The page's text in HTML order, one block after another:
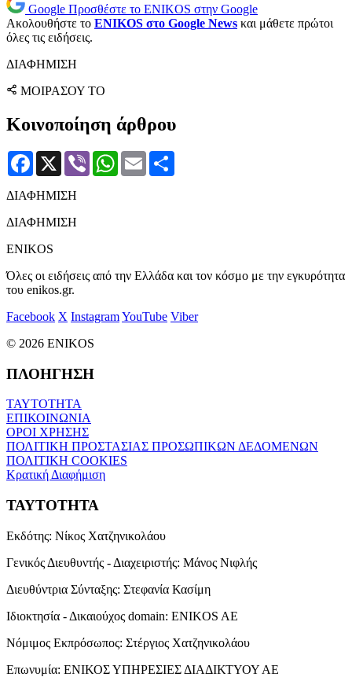
Google Προσθέστε το ENIKOS στην Google
Ακολουθήστε το ENIKOS στο Google News και μάθετε πρώτοι
όλες τις ειδήσεις.
ΔΙΑΦΗΜΙΣΗ
ΜΟΙΡΑΣΟΥ ΤΟ
Κοινοποίηση άρθρου
Facebook
X Viber WhatsApp
Email
ΔΙΑΦΗΜΙΣΗ
ΔΙΑΦΗΜΙΣΗ
ENIKOS
Όλες οι ειδήσεις από την Ελλάδα και τον κόσμο με την εγκυρότητα
του enikos.gr.
Facebook X InstagramYouTube Viber
© 2026 ENIKOS
ΠΛΟΗΓΗΣΗ
ΤΑΥΤΟΤΗΤΑ
ΕΠΙΚΟΙΝΩΝΙΑ
ΟΡΟΙ ΧΡΗΣΗΣ
ΠΟΛΙΤΙΚΗ ΠΡΟΣΤΑΣΙΑΣ ΠΡΟΣΩΠΙΚΩΝ ΔΕΔΟΜΕΝΩΝ
ΠΟΛΙΤΙΚΗ COOKIES
Κρατική Διαφήμιση
ΤΑΥΤΟΤΗΤΑ
Εκδότης: Νίκος Χατζηνικολάου
Γενικός Διευθυντής - Διαχειριστής: Μάνος Νιφλής
Διευθύντρια Σύνταξης: Στεφανία Κασίμη
Ιδιοκτησία - Δικαιούχος domain: ENIKOS AE
Νόμιμος Εκπρόσωπος: Στέργιος Χατζηνικολάου
Επωνυμία: ΕΝΙΚΟΣ ΥΠΗΡΕΣΙΕΣ ΔΙΑΔΙΚΤΥΟΥ ΑΕ